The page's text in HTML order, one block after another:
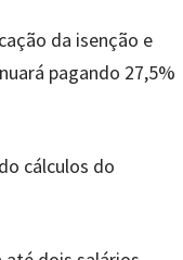
da isenção e
pagando 27,5%
cálculos do